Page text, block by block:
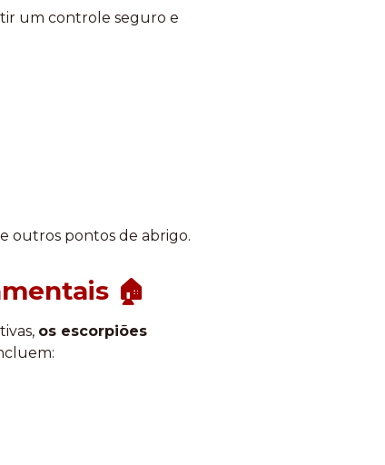
um controle seguro e
outros pontos de abrigo.
🏠
os escorpiões